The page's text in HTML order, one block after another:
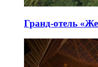
Гранд-отель